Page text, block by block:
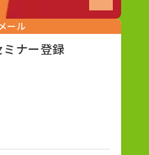
ール
ナー登録